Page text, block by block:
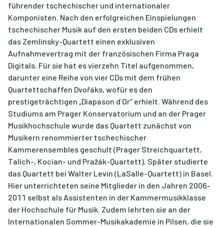
führender tschechischer und internationaler
Komponisten. Nach den erfolgreichen Einspielungen
tschechischer Musik auf den ersten beiden CDs erhielt
das Zemlinsky-Quartett einen exklusiven
Aufnahmevertrag mit der französischen Firma Praga
Digitals. Für sie hat es vierzehn Titel aufgenommen,
darunter eine Reihe von vier CDs mit dem frühen
Quartettschaffen Dvořáks, wofür es den
prestigeträchtigen „Diapason d´Or“ erhielt. Während des
Studiums am Prager Konservatorium und an der Prager
Musikhochschule wurde das Quartett zunächst von
Musikern renommierter tschechischer
Kammerensembles geschult (Prager Streichquartett,
Talich-, Kocian- und Pražák-Quartett). Später studierte
das Quartett bei Walter Levin (LaSalle-Quartett) in Basel.
Hier unterrichteten seine Mitglieder in den Jahren 2006-
2011 selbst als Assistenten in der Kammermusikklasse
der Hochschule für Musik. Zudem lehrten sie an der
Internationalen Sommer-Musikakademie in Pilsen, die sie